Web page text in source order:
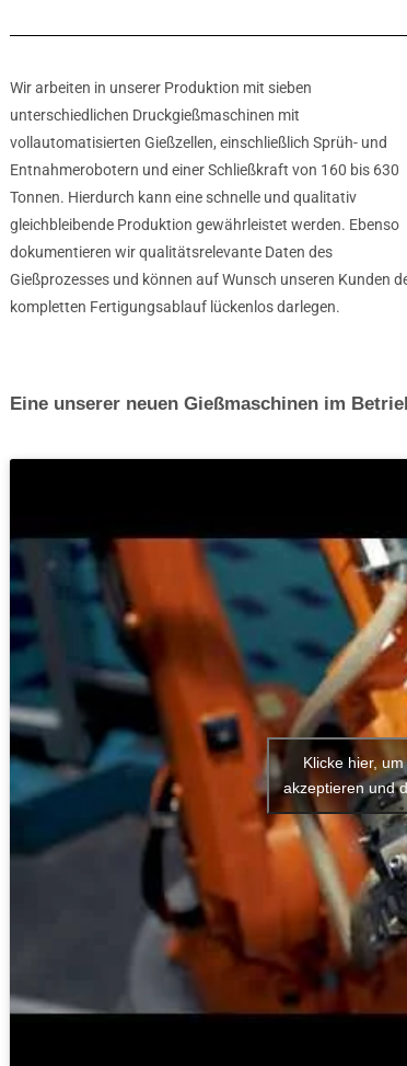
Wir arbeiten in unserer Produktion mit sieben
unterschiedlichen Druckgießmaschinen mit
vollautomatisierten Gießzellen, einschließlich Sprüh- und
Entnahmerobotern und einer Schließkraft von 160 bis 630
Tonnen. Hierdurch kann eine schnelle und qualitativ
gleichbleibende Produktion gewährleistet werden. Ebenso
dokumentieren wir qualitätsrelevante Daten des
Gießprozesses und können auf Wunsch unseren Kunden
kompletten Fertigungsablauf lückenlos darlegen.
Eine unserer neuen Gießmaschinen im
Klicke hier,
akzeptieren und